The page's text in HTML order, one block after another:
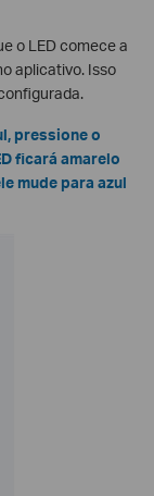
o LED comece a
aplicativo. Isso
pressione o
ficará amarelo
mude para azul